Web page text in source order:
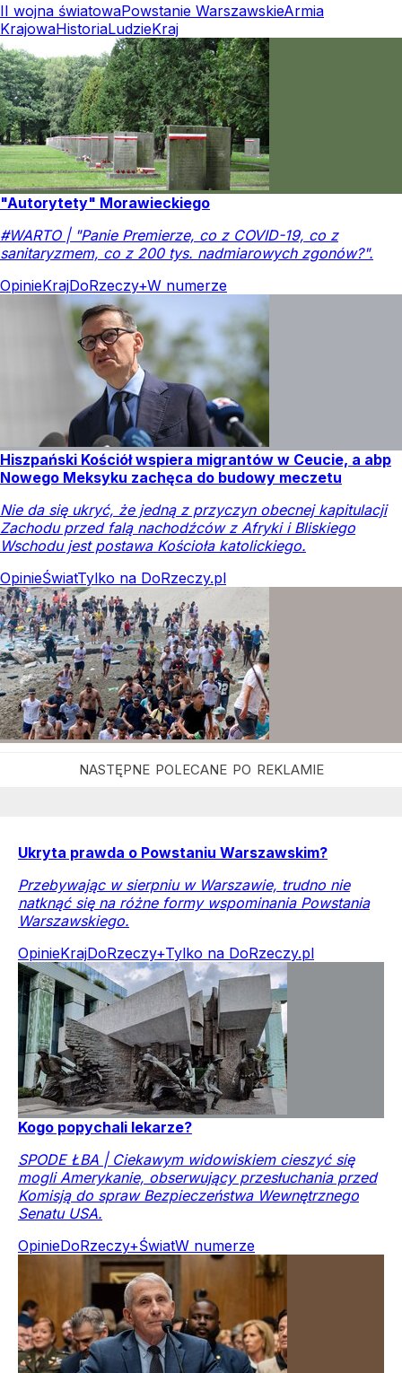
II wojna światowaPowstanie WarszawskieArmia
KrajowaHistoriaLudzieKraj
"Autorytety" Morawieckiego
#WARTO | "Panie Premierze, co z COVID-19, co z
sanitaryzmem, co z 200 tys. nadmiarowych zgonów?".
OpinieKrajDoRzeczy+W numerze
Hiszpański Kościół wspiera migrantów w Ceucie, a abp
Nowego Meksyku zachęca do budowy meczetu
Nie da się ukryć, że jedną z przyczyn obecnej kapitulacji
Zachodu przed falą nachodźców z Afryki i Bliskiego
Wschodu jest postawa Kościoła katolickiego.
OpinieŚwiatTylko na DoRzeczy.pl
Ukryta prawda o Powstaniu Warszawskim?
Przebywając w sierpniu w Warszawie, trudno nie
natknąć się na różne formy wspominania Powstania
Warszawskiego.
OpinieKrajDoRzeczy+Tylko na DoRzeczy.pl
Kogo popychali lekarze?
SPODE ŁBA | Ciekawym widowiskiem cieszyć się
mogli Amerykanie, obserwujący przesłuchania przed
Komisją do spraw Bezpieczeństwa Wewnętrznego
Senatu USA.
OpinieDoRzeczy+ŚwiatW numerze